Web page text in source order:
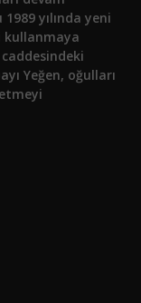
yılında yeni
kullanmaya
caddesindeki
Yeğen, oğulları